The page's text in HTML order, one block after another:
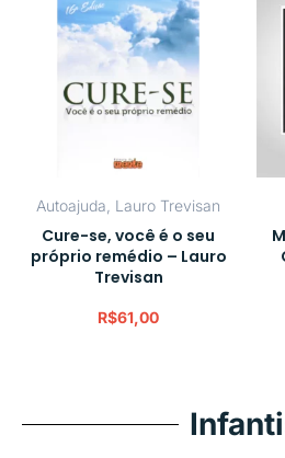
Autoajuda Lauro Trevisan
Cure-se, você é o seu
próprio remédio – Lauro
Trevisan
R$61,00